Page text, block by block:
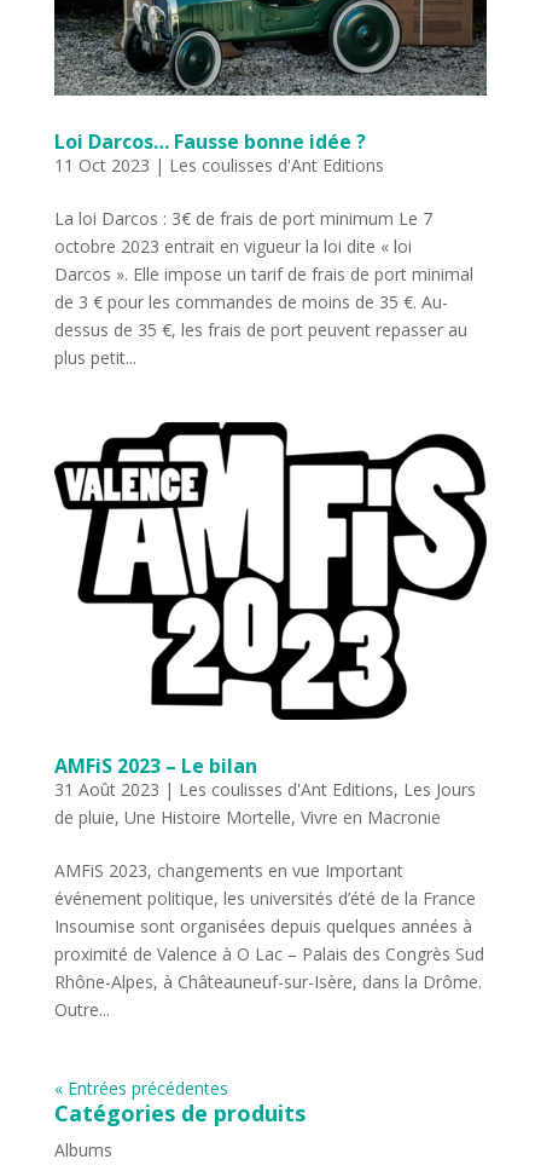
Loi Darcos… Fausse bonne idée ?
11 Oct 2023 | Les coulisses d'Ant Editions
La loi Darcos : 3€ de frais de port minimum Le 7
octobre 2023 entrait en vigueur la loi dite « loi
Darcos ». Elle impose un tarif de frais de port minimal
de 3 € pour les commandes de moins de 35 €. Au-
dessus de 35 €, les frais de port peuvent repasser au
plus petit...
AMFiS 2023 – Le bilan
31 Août 2023 | Les coulisses d'Ant Editions, Les Jours
de pluie, Une Histoire Mortelle, Vivre en Macronie
AMFiS 2023, changements en vue Important
événement politique, les universités d’été de la France
Insoumise sont organisées depuis quelques années à
proximité de Valence à O Lac – Palais des Congrès Sud
Rhône-Alpes, à Châteauneuf-sur-Isère, dans la Drôme.
Outre...
« Entrées précédentes
Catégories de produits
Albums